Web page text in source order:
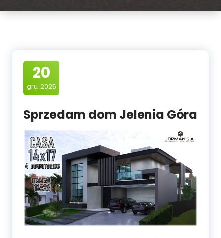
20
gru, 2025
Sprzedam dom Jelenia Góra